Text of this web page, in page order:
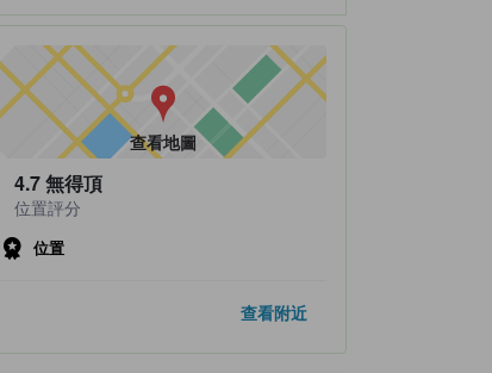
查看地圖
4.7無得頂
位置評分
位置
查看附近